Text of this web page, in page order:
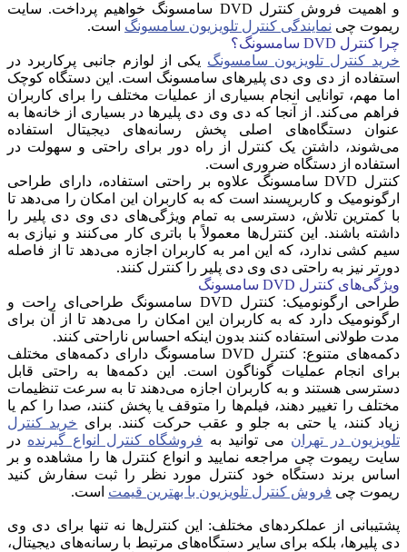
و اهمیت فروش کنترل DVD سامسونگ خواهیم پرداخت. سایت
ریموت چی نمایندگی کنترل تلویزیون سامسونگ است.
چرا کنترل
سامسونگ؟
خرید کنترل تلویزیون سامسونگ یکی از لوازم جانبی پرکاربرد در
استفاده از دی وی دی پلیرهای سامسونگ است. این دستگاه کوچک
اما مهم، توانایی انجام بسیاری از عملیات مختلف را برای کاربران
فراهم می‌کند. از آنجا که دی وی دی پلیرها در بسیاری از خانه‌ها به
عنوان دستگاه‌های اصلی پخش رسانه‌های دیجیتال استفاده
می‌شوند، داشتن یک کنترل از راه دور برای راحتی و سهولت در
استفاده از دستگاه ضروری است.
کنترل DVD سامسونگ علاوه بر راحتی استفاده، دارای طراحی
ارگونومیک و کاربرپسند است که به کاربران این امکان را می‌دهد تا
با کمترین تلاش، دسترسی به تمام ویژگی‌های دی وی دی پلیر را
داشته باشند. این کنترل‌ها معمولاً با باتری کار می‌کنند و نیازی به
سیم کشی ندارد، که این امر به کاربران اجازه می‌دهد تا از فاصله
دورتر نیز به راحتی دی وی دی پلیر را کنترل کنند.
ویژگی‌های کنترل
سامسونگ
طراحی ارگونومیک: کنترل DVD سامسونگ طراحی‌ای راحت و
ارگونومیک دارد که به کاربران این امکان را می‌دهد تا از آن برای
مدت طولانی استفاده کنند بدون اینکه احساس ناراحتی کنند.
دکمه‌های متنوع: کنترل DVD سامسونگ دارای دکمه‌های مختلف
برای انجام عملیات گوناگون است. این دکمه‌ها به راحتی قابل
دسترسی هستند و به کاربران اجازه می‌دهند تا به سرعت تنظیمات
مختلف را تغییر دهند، فیلم‌ها را متوقف یا پخش کنند، صدا را کم یا
زیاد کنند، یا حتی به جلو و عقب حرکت کنند. برای خرید کنترل
تلویزیون در تهران می توانید به فروشگاه کنترل انواع گیرنده در
سایت ریموت چی مراجعه نمایید و انواع کنترل ها را مشاهده و بر
اساس برند دستگاه خود کنترل مورد نظر را ثبت سفارش کنید
ریموت چی فروش کنترل تلویزیون با بهترین قیمت است.
پشتیبانی از عملکردهای مختلف: این کنترل‌ها نه تنها برای دی وی
دی پلیرها، بلکه برای سایر دستگاه‌های مرتبط با رسانه‌های دیجیتال،